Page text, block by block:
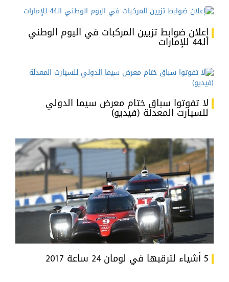
إعلان ضوابط تزيين المركبات في اليوم الوطني
الـ44 للإمارات
لا تفوتوا سباق ختام معرض سيما الدولي
للسيارت المعدلة (فيديو)
5 أشياء لترقبها في لومان 24 ساعة 2017